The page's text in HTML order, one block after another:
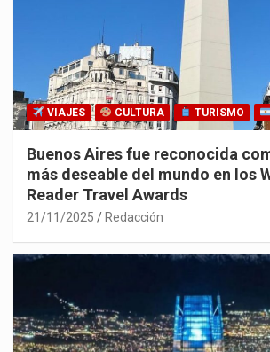
VIAJES CULTURA TURISMO
Buenos Aires fue reconocida
más deseable del mundo en los
Reader Travel Awards
21/11/2025 Redacción